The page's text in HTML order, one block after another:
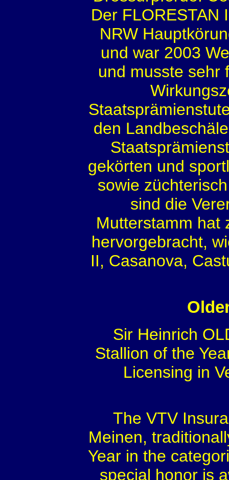
Der FLORESTAN
NRW
und war 2003
und musste sehr
den
gekörten und
sowie
sind die
Mutterstamm hat
hervorgebracht,
II, Casanova,
Sir Heinrich
Stallion of the
Licensing in
The VTV
Meinen,
Year in the
special honor is